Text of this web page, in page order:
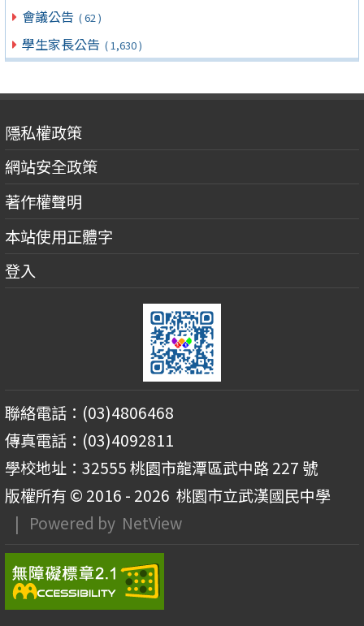
會議公告 ( 62 )
學生家長公告 ( 1,630 )
隱私權政策
網站安全政策
著作權聲明
本站使用正體字
登入
聯絡電話：(03)4806468
傳真電話：(03)4092811
學校地址：32555 桃園市龍潭區武中路 227 號
版權所有 © 2016 - 2026 桃園市立武漢國民中學
| Powered by NetView